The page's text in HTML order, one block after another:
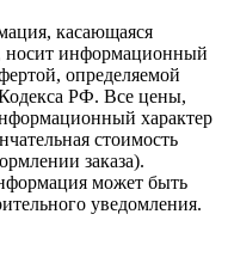
касающаяся
носит информационный
определяемой
РФ. Все цены,
характер
стоимость
заказа).
может быть
уведомления.